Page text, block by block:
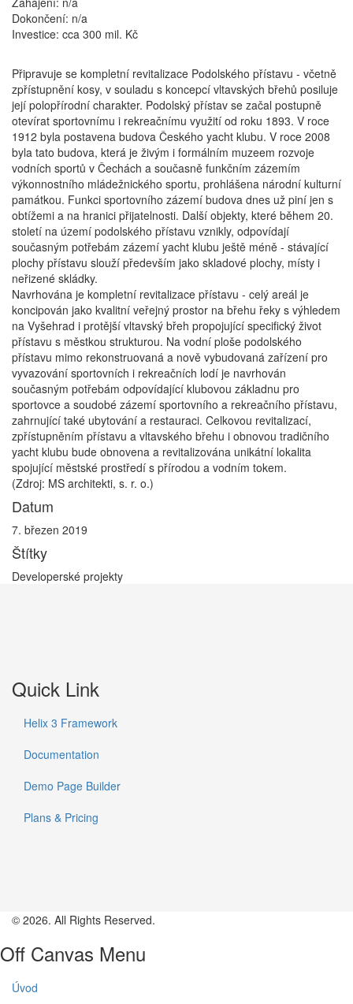
Dokončení: n/a
Investice: cca 300 mil. Kč
Připravuje se kompletní revitalizace Podolského přístavu - včetně
zpřístupnění kosy, v souladu s koncepcí vltavských břehů posiluje
její polopřírodní charakter. Podolský přístav se začal postupně
otevírat sportovnímu i rekreačnímu využití od roku 1893. V roce
1912 byla postavena budova Českého yacht klubu. V roce 2008
byla tato budova, která je živým i formálním muzeem rozvoje
vodních sportů v Čechách a současně funkčním zázemím
výkonnostního mládežnického sportu, prohlášena národní kulturní
památkou. Funkci sportovního zázemí budova dnes už piní jen s
obtížemi a na hranici přijatelnosti. Další objekty, které během 20.
století na území podolského přístavu vznikly, odpovídají
současným potřebám zázemí yacht klubu ještě méně - stávající
plochy přístavu slouží především jako skladové plochy, místy i
neřizené skládky.
Navrhována je kompletní revitalizace přístavu - celý areál je
koncipován jako kvalitní veřejný prostor na břehu řeky s výhledem
na Vyšehrad i protější vltavský břeh propojující specifický život
přístavu s městkou strukturou. Na vodní ploše podolského
přístavu mimo rekonstruovaná a nově vybudovaná zařízení pro
vyvazování sportovních i rekreačních lodí je navrhován
současným potřebám odpovídající klubovou základnu pro
sportovce a soudobé zázemí sportovního a rekreačního přístavu,
zahrnující také ubytování a restauraci. Celkovou revitalizací,
zpřístupněním přístavu a vltavského břehu i obnovou tradičního
yacht klubu bude obnovena a revitalizována unikátní lokalita
spojující městské prostředí s přírodou a vodním tokem.
(Zdroj: MS architekti, s. r. o.)
Datum
7. březen 2019
Štítky
Developerské projekty
Quick Link
Helix 3 Framework
Documentation
Demo Page Builder
Plans & Pricing
© 2026. All Rights Reserved.
Off Canvas Menu
Úvod